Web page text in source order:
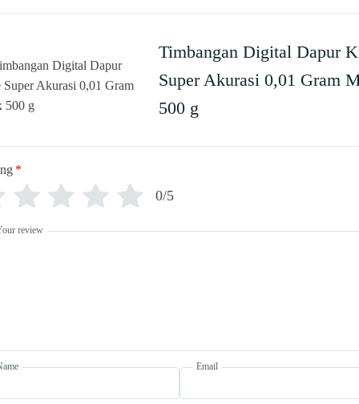
Timbangan Digital Dapur
Super Akurasi 0,01 Gram
500 g
*
0/5
review
Email